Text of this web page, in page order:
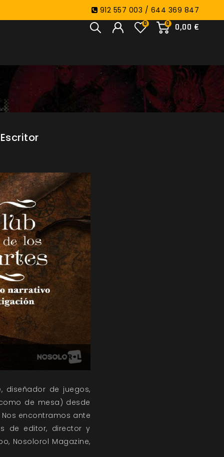
912 557 003 / 644 369 847
0
0,00 €
0
diseñador de juegos,
de mesa) desde
encontramos ante
de editor, director y
Nosolorol Magazine,